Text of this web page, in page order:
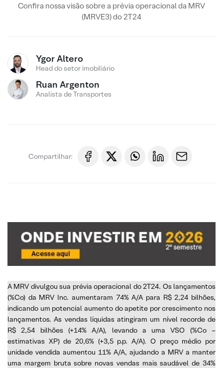
Confira nossa visão sobre a prévia operacional da MRV
(MRVE3) do 2T24
Ygor Altero
Head do setor imobiliário
Ruan Argenton
Analista de Transportes
Compartilhar:
A MRV divulgou sua prévia operacional do 2T24. Os lançamentos
(%Co) da MRV Inc. aumentaram 74% A/A para R$ 2,24 bilhões,
indicando um potencial aumento do apetite por crescimento nos
lançamentos. As vendas líquidas atingiram um nível recorde de
R$ 2,54 bilhões (+14% A/A), levando a uma VSO (%Co –
estimativas XP) de 20,6% (+3,5 p.p. A/A). O preço médio por
unidade vendida aumentou 11% A/A, ajudando a MRV a manter
uma margem bruta sobre novas vendas mais saudável de 34%